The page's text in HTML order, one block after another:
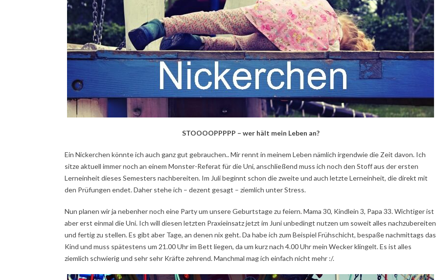
STOOOOPPPPP – wer hält mein Leben an?
Ein Nickerchen könnte ich auch ganz gut gebrauchen.. Mir rennt in meinem Leben nämlich irgendwie die Zeit davon. Ich
sitze aktuell immer noch an einem Monster-Referat für die Uni, anschließend muss ich noch den Stoff aus der ersten
Lerneinheit dieses Semesters nachbereiten. Im Juli beginnt schon die zweite und auch letzte Lerneinheit, die direkt mit
den Prüfungen endet. Daher stehe ich – dezent gesagt – ziemlich unter Stress.
Nun planen wir ja nebenher noch eine Party um unsere Geburtstage zu feiern. Mama 30, Kindlein 3, Papa 33. Wichtiger ist
aber erst einmal die Uni. Ich will diesen letzten Praxieinsatz jetzt im Juni unbedingt nutzen um soweit alles nachzubereiten
und fertig zu stellen. Es gibt aber Tage, an denen nix geht. Da habe ich zum Beispiel Frühschicht, bespaße nachmittags das
Kind und muss spätestens um 21.00 Uhr im Bett liegen, da um kurz nach 4.00 Uhr mein Wecker klingelt. Es ist alles
ziemlich schwierig und sehr sehr Kräfte zehrend. Manchmal mag ich einfach nicht mehr :/.